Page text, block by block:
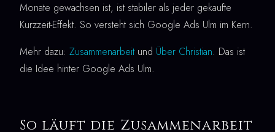
Monate gewachsen ist, ist stabiler als jeder gekaufte
Kurzzeit-Effekt. So versteht sich Google Ads Ulm im Kern.
Mehr dazu: Zusammenarbeit und Über Christian. Das ist
die Idee hinter Google Ads Ulm.
So läuft die Zusammenarbeit